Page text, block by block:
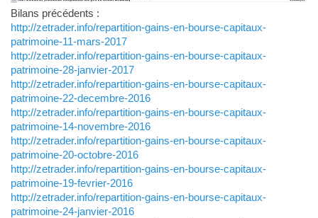
Bilans précédents :
http://zetrader.info/repartition-gains-en-bourse-capitaux-
patrimoine-11-mars-2017
http://zetrader.info/repartition-gains-en-bourse-capitaux-
patrimoine-28-janvier-2017
http://zetrader.info/repartition-gains-en-bourse-capitaux-
patrimoine-22-decembre-2016
http://zetrader.info/repartition-gains-en-bourse-capitaux-
patrimoine-14-novembre-2016
http://zetrader.info/repartition-gains-en-bourse-capitaux-
patrimoine-20-octobre-2016
http://zetrader.info/repartition-gains-en-bourse-capitaux-
patrimoine-19-fevrier-2016
http://zetrader.info/repartition-gains-en-bourse-capitaux-
patrimoine-24-janvier-2016